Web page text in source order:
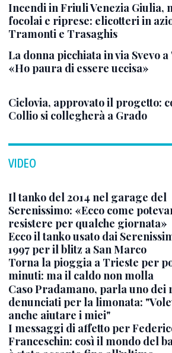
Incendi in Friuli Venezia Giulia,
focolai e riprese: elicotteri in
Tramonti e Trasaghis
La donna picchiata in via Svevo
«Ho paura di essere uccisa»
Ciclovia, approvato il progetto:
Collio si collegherà a Grado
VIDEO
Il tanko del 2014 nel garage del
Serenissimo: «Ecco come
resistere per qualche giornata»
Ecco il tanko usato dai
1997 per il blitz a San Marco
Torna la pioggia a Trieste per
minuti: ma il caldo non molla
Caso Pradamano, parla uno dei
denunciati per la limonata:
anche aiutare i miei"
I messaggi di affetto per
Franceschin: così il mondo del